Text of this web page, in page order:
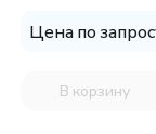
Цена по
В корзину